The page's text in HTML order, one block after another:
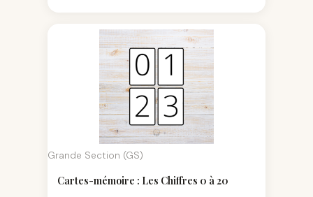
Grande Section (GS)
Cartes-mémoire : Les Chiffres 0 à 20